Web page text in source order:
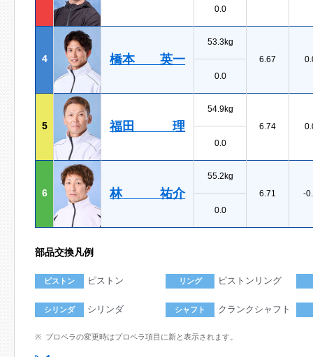
0.0
4 橋本 英一
53.3kg
6.67
0.0
5 福田 理
54.9kg
6.74
0.0
6 林 祐介
55.2kg
6.71
-
0.0
部品交換凡例
ピストン ピストン リング ピストンリング
シリンダ シリンダ シャフト クランクシャフト
プロペラの変更時はプロペラ項目に新と表示されます。